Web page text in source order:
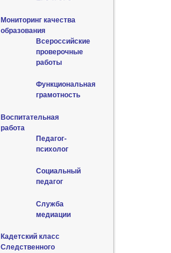
Мониторинг качества
образования
Всероссийские
проверочные
работы
Функциональная
грамотность
Воспитательная
работа
Педагог-
психолог
Социальный
педагог
Служба
медиации
Кадетский класс
Следственного